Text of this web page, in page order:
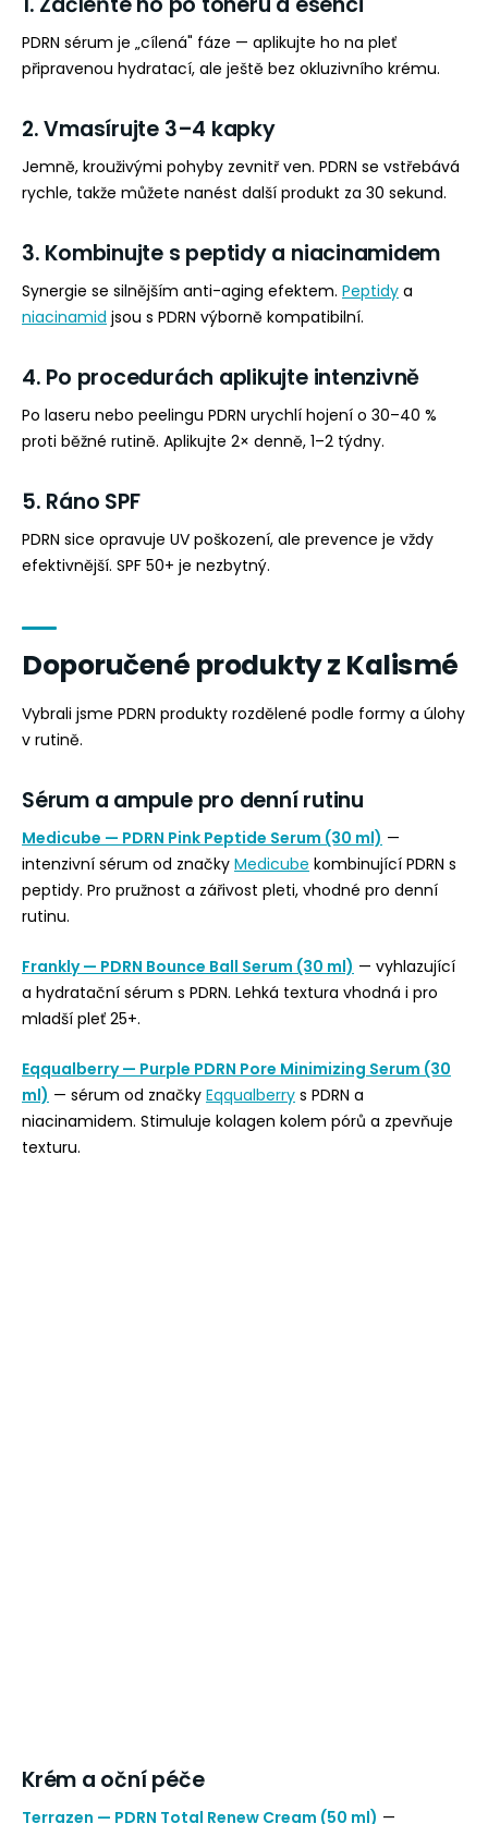
PDRN sérum je „cílená" fáze — aplikujte ho na pleť
připravenou hydratací, ale ještě bez okluzivního krému.
2. Vmasírujte 3–4 kapky
Jemně, krouživými pohyby zevnitř ven. PDRN se vstřebává
rychle, takže můžete nanést další produkt za 30 sekund.
3. Kombinujte s peptidy a niacinamidem
Synergie se silnějším anti-aging efektem. Peptidy a
niacinamid jsou s PDRN výborně kompatibilní.
4. Po procedurách aplikujte intenzivně
Po laseru nebo peelingu PDRN urychlí hojení o 30–40 %
proti běžné rutině. Aplikujte 2× denně, 1–2 týdny.
5. Ráno SPF
PDRN sice opravuje UV poškození, ale prevence je vždy
efektivnější. SPF 50+ je nezbytný.
Doporučené produkty z Kalismé
Vybrali jsme PDRN produkty rozdělené podle formy a úlohy
v rutině.
Sérum a ampule pro denní rutinu
Medicube — PDRN Pink Peptide Serum (30 ml) —
intenzivní sérum od značky Medicube kombinující PDRN s
peptidy. Pro pružnost a zářivost pleti, vhodné pro denní
rutinu.
Frankly — PDRN Bounce Ball Serum (30 ml) — vyhlazující
a hydratační sérum s PDRN. Lehká textura vhodná i pro
mladší pleť 25+.
Eqqualberry — Purple PDRN Pore Minimizing Serum (30
ml) — sérum od značky Eqqualberry s PDRN a
niacinamidem. Stimuluje kolagen kolem pórů a zpevňuje
texturu.
Krém a oční péče
Terrazen — PDRN Total Renew Cream (50 ml) —